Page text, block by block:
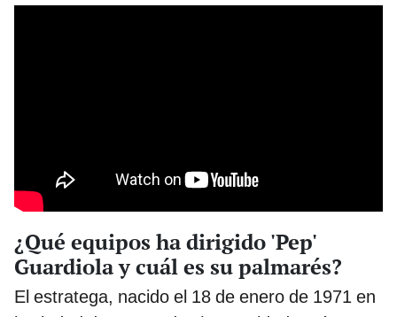
¿Qué equipos ha dirigido 'Pep'
Guardiola y cuál es su palmarés?
El estratega, nacido el 18 de enero de 1971 en